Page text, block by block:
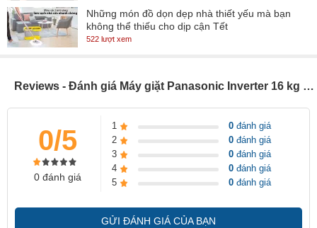
Ngoài ra, chế độ này còn giúp loại bỏ vi khuẩn, các tác nhân gây dị
ứng trên da, đặc biệt hữu dụng với những người có làn da nhạy
Hệ thống giặt Active Foam tạo bọt siêu mịn, đánh bay
vết bẩn dễ dàng
Hệ thống giặt Active Foam giúp máy đánh tan bọt xà phòng thành
các hạt bọt mịn, phủ đều lên quần áo, và bám vào những bụi bẩn
Những món đồ dọn dẹp nhà thiết yếu mà bạn
không thể thiếu cho dịp cận Tết
522 lượt xem
Reviews - Đánh giá Máy giặt Panasonic Inverter 16 kg NA-FS16V5SRV
0/5
0 đánh giá
1 0 đánh giá
2
0 đánh giá
3
0 đánh giá
4
0 đánh giá
5
0 đánh giá
GỬI ĐÁNH GIÁ CỦA BẠN